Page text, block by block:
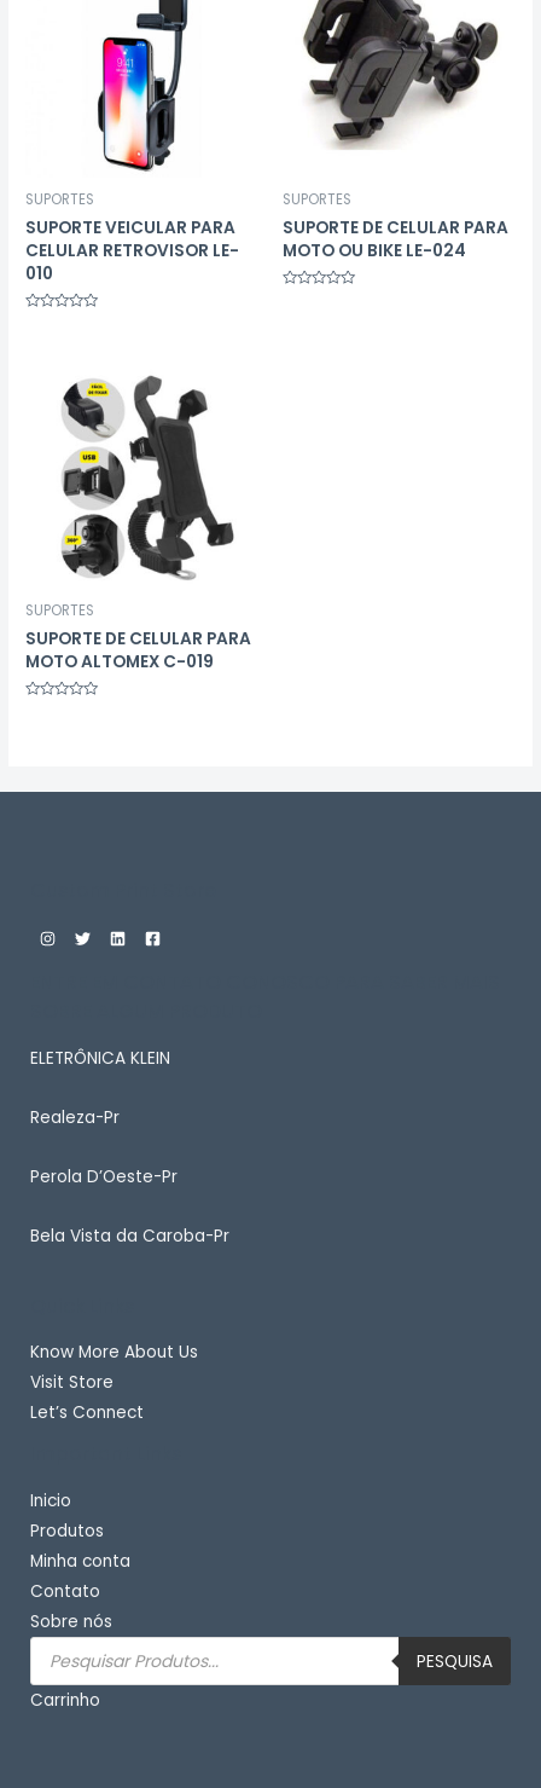
SUPORTES
SUPORTE VEICULAR PARA
CELULAR RETROVISOR LE-
010
SUPORTES
SUPORTE DE CELULAR PARA
MOTO OU BIKE LE-024
SUPORTES
SUPORTE DE CELULAR PARA
MOTO ALTOMEX C-019
ELETRÔNICA KLEIN
Realeza-Pr
Perola D’Oeste-Pr
Bela Vista da Caroba-Pr
Know More About Us
Visit Store
Let’s Connect
Inicio
Produtos
Minha conta
Contato
Sobre nós
Pesquisar
produtos
PESQUISA
Carrinho